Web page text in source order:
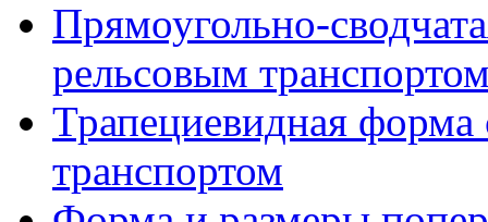
Прямоугольно-
рельсовым
Трапециевидная форма
транспортом